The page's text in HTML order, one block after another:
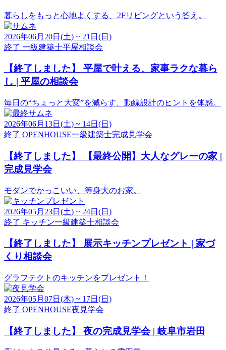
暮らしをもっと心地よくする、2Fリビングという答え。
2026年06月20日(土) ~ 21日(日)
終了 一級建築士平屋相談会
【終了しました】
平屋で叶える、家事ラクな暮ら
し | 平屋の相談会
毎日の“ちょっと大変”を減らす、動線設計のヒントを体感。
2026年06月13日(土) ~ 14日(日)
終了 OPENHOUSE一級建築士完成見学会
【終了しました】
【最終公開】大人なグレーの家 |
完成見学会
モダンでかっこいい、等身大のお家。
2026年05月23日(土) ~ 24日(日)
終了 キッチン一級建築士相談会
【終了しました】
展示キッチンプレゼント | 家づ
くり相談会
グラフテクトのキッチンをプレゼント！
2026年05月07日(木) ~ 17日(日)
終了 OPENHOUSE夜見学会
【終了しました】 夜の完成見学会 | 岐阜市岩田